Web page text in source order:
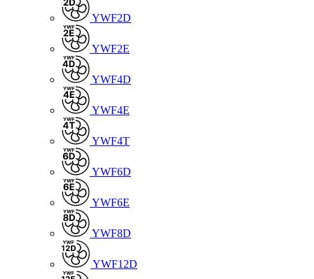
YWF2D
YWF2E
YWF4D
YWF4E
YWF4T
YWF6D
YWF6E
YWF8D
YWF12D